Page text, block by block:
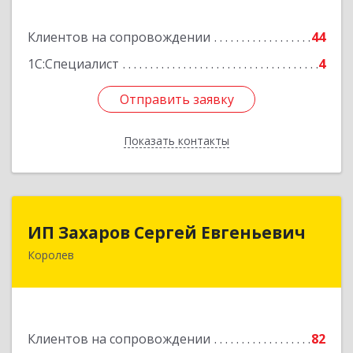
Клиентов на сопровождении
44
1С:Специалист
4
Отправить заявку
Показать контакты
Подробнее
Отправить заявку
Назад
ИП Захаров Сергей Евгеньевич
Королев
Клиентов на сопровождении 82
ИП Захаров Сергей Евгеньевич
Подробнее